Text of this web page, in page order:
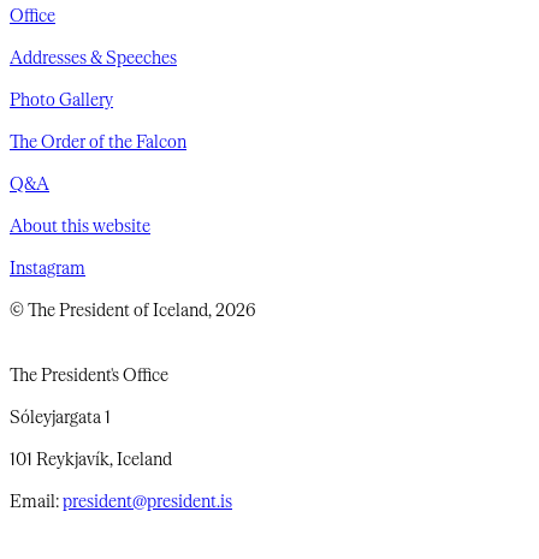
Office
Addresses & Speeches
Photo Gallery
The Order of the Falcon
Q&A
About this website
Instagram
© The President of Iceland, 2026
The President's Office
Sóleyjargata 1
101 Reykjavík, Iceland
Email:president@president.is